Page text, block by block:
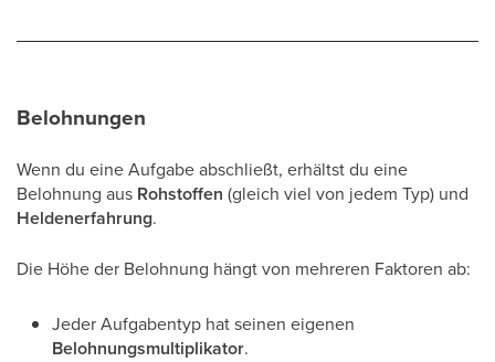
Belohnungen
Wenn du eine Aufgabe abschließt, erhältst du eine
Belohnung aus Rohstoffen (gleich viel von jedem Typ) und
Heldenerfahrung.
Die Höhe der Belohnung hängt von mehreren Faktoren ab:
Jeder Aufgabentyp hat seinen eigenen
Belohnungsmultiplikator.